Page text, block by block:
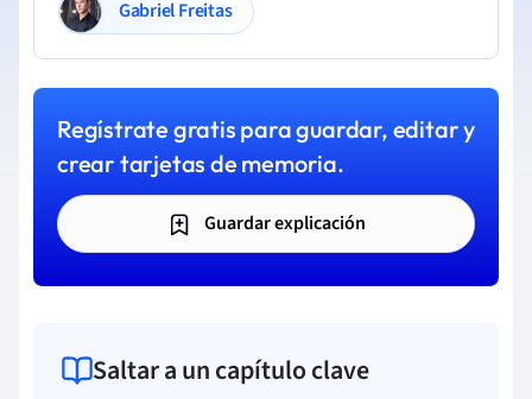
Gabriel Freitas
Regístrate gratis para guardar, editar y
crear tarjetas de memoria.
Guardar explicación
Saltar a un capítulo clave